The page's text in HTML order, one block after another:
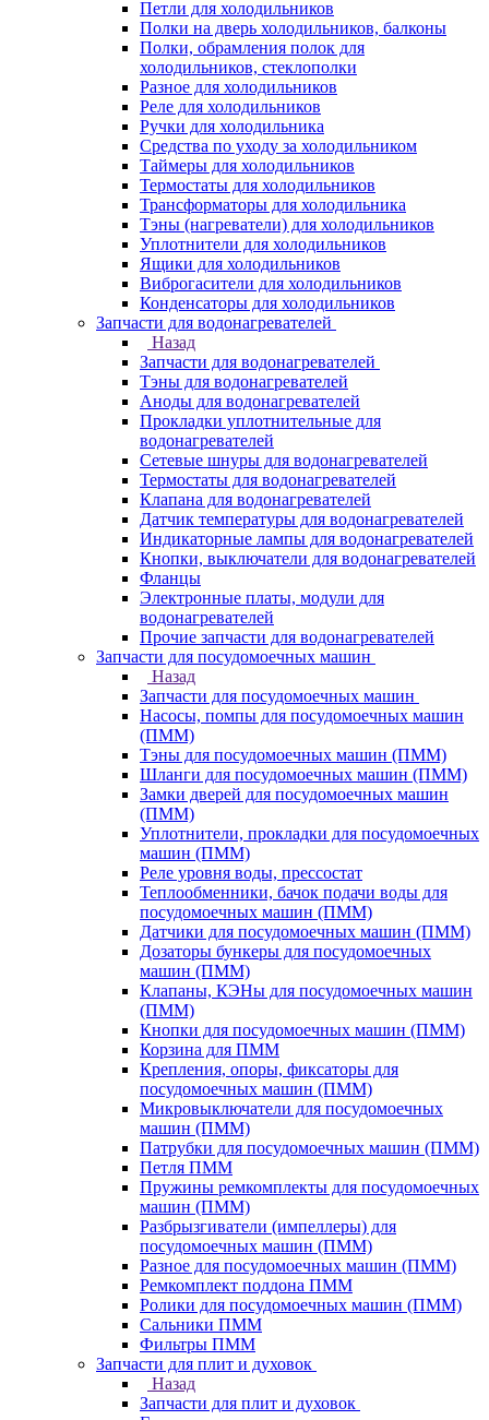
Петли для холодильников
Полки на дверь холодильников, балконы
Полки, обрамления полок для
холодильников, стеклополки
Разное для холодильников
Реле для холодильников
Ручки для холодильника
Средства по уходу за холодильником
Таймеры для холодильников
Термостаты для холодильников
Трансформаторы для холодильника
Тэны (нагреватели) для холодильников
Уплотнители для холодильников
Ящики для холодильников
Виброгасители для холодильников
Конденсаторы для холодильников
Запчасти для водонагревателей
Назад
Запчасти для водонагревателей
Тэны для водонагревателей
Аноды для водонагревателей
Прокладки уплотнительные для
водонагревателей
Сетевые шнуры для водонагревателей
Термостаты для водонагревателей
Клапана для водонагревателей
Датчик температуры для водонагревателей
Индикаторные лампы для водонагревателей
Кнопки, выключатели для водонагревателей
Фланцы
Электронные платы, модули для
водонагревателей
Прочие запчасти для водонагревателей
Запчасти для посудомоечных машин
Назад
Запчасти для посудомоечных машин
Насосы, помпы для посудомоечных машин
(ПММ)
Тэны для посудомоечных машин (ПММ)
Шланги для посудомоечных машин (ПММ)
Замки дверей для посудомоечных машин
(ПММ)
Уплотнители, прокладки для посудомоечных
машин (ПММ)
Реле уровня воды, прессостат
Теплообменники, бачок подачи воды для
посудомоечных машин (ПММ)
Датчики для посудомоечных машин (ПММ)
Дозаторы бункеры для посудомоечных
машин (ПММ)
Клапаны, КЭНы для посудомоечных машин
(ПММ)
Кнопки для посудомоечных машин (ПММ)
Корзина для ПММ
Крепления, опоры, фиксаторы для
посудомоечных машин (ПММ)
Микровыключатели для посудомоечных
машин (ПММ)
Патрубки для посудомоечных машин (ПММ)
Петля ПММ
Пружины ремкомплекты для посудомоечных
машин (ПММ)
Разбрызгиватели (импеллеры) для
посудомоечных машин (ПММ)
Разное для посудомоечных машин (ПММ)
Ремкомплект поддона ПММ
Ролики для посудомоечных машин (ПММ)
Сальники ПММ
Фильтры ПММ
Запчасти для плит и духовок
Назад
Запчасти для плит и духовок